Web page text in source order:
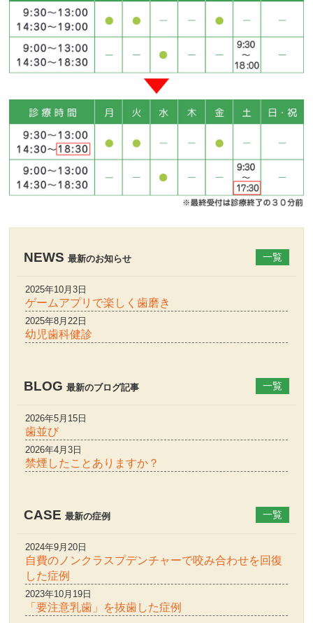
NEWS 最新のお知らせ 一覧
2025年10月3日
ゲームアプリで楽しく歯磨き
2025年8月22日
幼児歯科健診
BLOG 最新のブログ記事 一覧
2026年5月15日
歯並び
2026年4月3日
禁煙したことありますか？
CASE 最新の症例 一覧
2024年9月20日
自費のノンクラスプデンチャーで咬み合わせを回復
した症例
2023年10月19日
「要注意乳歯」を抜歯した症例